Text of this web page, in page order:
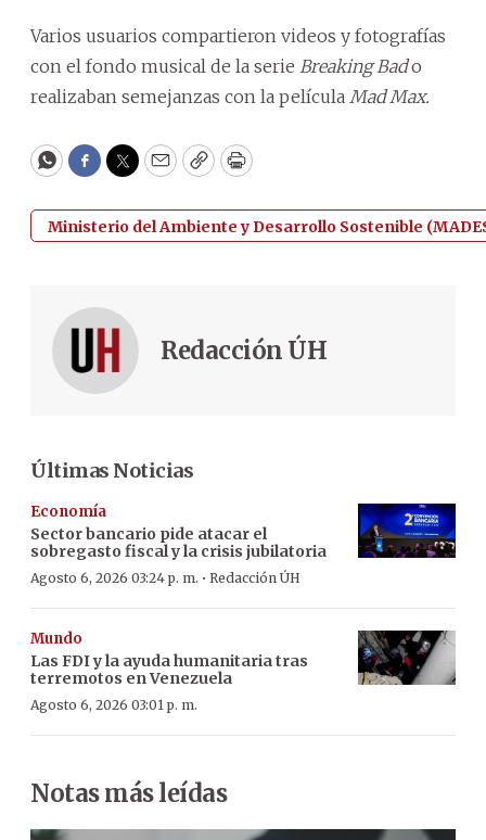
Varios usuarios compartieron videos y fotografías
con el fondo musical de la serie Breaking Bado
realizaban semejanzas con la película Mad Max.
WhatsApp
Facebook
Twitter
EmailCopyPrint
Ministerio del Ambiente y Desarrollo Sostenible
Redacción ÚH
Últimas Noticias
Economía
Sector bancario pide atacar el
sobregasto fiscal y la crisis jubilatoria
Agosto 6, 2026 03:24 p. m. · Redacción ÚH
Mundo
Las FDI y la ayuda humanitaria tras
terremotos en Venezuela
Agosto 6, 2026 03:01 p. m.
Notas más leídas